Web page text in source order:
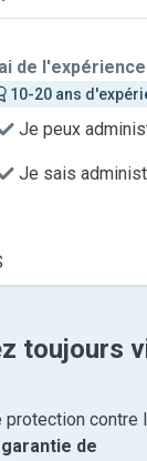
de l'expérience
10-20 ans
Je peux
Je sais
toujours
protection contre
de